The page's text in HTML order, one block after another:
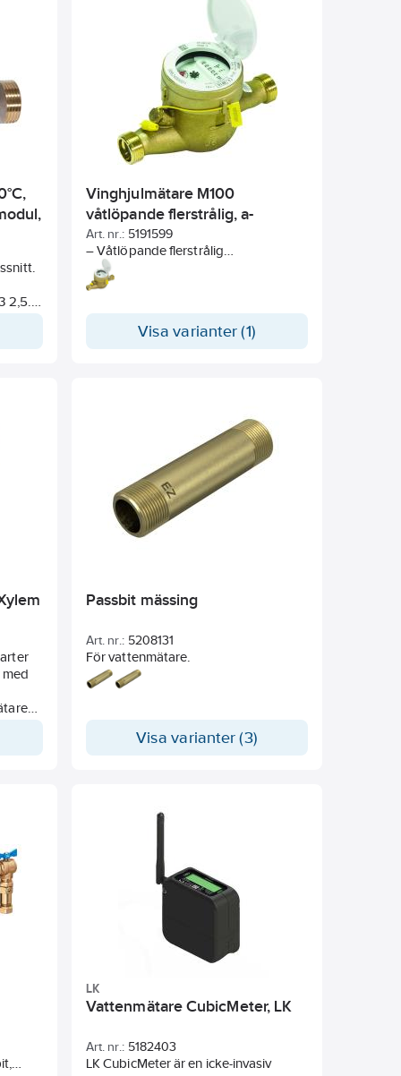
2,5.
Vinghjulmätare M100
våtlöpande flerstrålig, a-
collection
Art. nr.: 5191599
– Våtlöpande flerstrålig
kallvattenmätare
– Kontinuerligt flöde Q3 2,5-25 m3/h
– EU-typintyg DE-08-MI001-PTB019
Visa varianter (1)
med
Passbit mässing
Art. nr.: 5208131
För vattenmätare.
Visa varianter (3)
LK
Vattenmätare CubicMeter, LK
Art. nr.: 5182403
LK CubicMeter är en icke-invasiv